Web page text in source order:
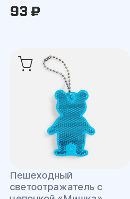
93 ₽
Пешеходный
светоотражатель с